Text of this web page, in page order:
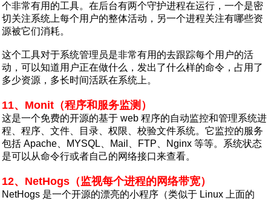
个非常有用的工具。在后台有两个守护进程在运行，一个是密
切关注系统上每个用户的整体活动，另一个进程关注有哪些资
源被它们消耗。
这个工具对于系统管理员是非常有用的去跟踪每个用户的活
动，可以知道用户正在做什么，发出了什么样的命令，占用了
多少资源，多长时间活跃在系统上。
11、Monit（程序和服务监测）
这是一个免费的开源的基于 web 程序的自动监控和管理系统进
程、程序、文件、目录、权限、校验文件系统。它监控的服务
包括 Apache、MYSQL、Mail、FTP、Nginx 等等。系统状态
是可以从命令行或者自己的网络接口来查看。
12、NetHogs（监视每个进程的网络带宽）
NetHogs 是一个开源的漂亮的小程序（类似于 Linux 上面的